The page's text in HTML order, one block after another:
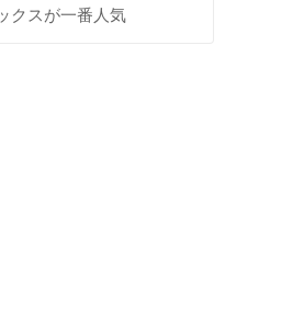
クスが一番人気